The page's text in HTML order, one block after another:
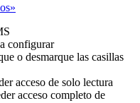
configurar
o desmarque las casillas
acceso de solo lectura
acceso completo de